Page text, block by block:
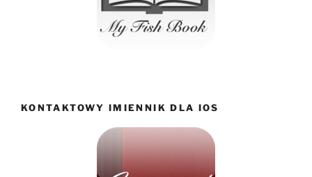
KONTAKTOWY IMIENNIK DLA IOS